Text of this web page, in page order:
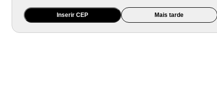
Inserir CEP Mais tarde